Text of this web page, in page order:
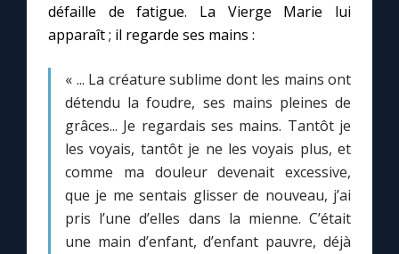
Avec Thérèse de Lisieux
Les premiers samedis du mois
Marie qui défait les nœuds
Me consacrer à Jésus par Marie
défaille de fatigue. La Vierge Marie lui
apparaît ; il regarde ses mains :
« ... La créature sublime dont les mains ont
détendu la foudre, ses mains pleines de
grâces... Je regardais ses mains. Tantôt je
les voyais, tantôt je ne les voyais plus, et
comme ma douleur devenait excessive,
que je me sentais glisser de nouveau, j’ai
pris l’une d’elles dans la mienne. C’était
une main d’enfant, d’enfant pauvre, déjà